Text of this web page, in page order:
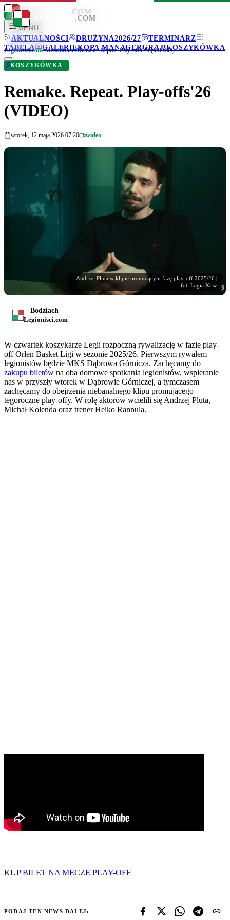
LEGIONISCI .COM
MENU
AKTUALNOŚCI
DRUŻYNA2026/27
TERMINARZ
TABELA
GALERIEKOPA MANAGERGRAJ!KOSZYKÓWKA
LEGIONISCI .COM
Legionisci.com/Aktualności/Remake. Repeat. Play-offs'26 (VIDEO)
KOSZYKÓWKA
Remake. Repeat. Play-offs'26
(VIDEO)
wtorek, 12 maja 2026 07:20 wideo
Andrzej Pluta w klipie promującym fazę play-off 2025/26 |
fot. Legia Kosz
Bodziach
Legionisci.com
W czwartek koszykarze Legii rozpoczną rywalizację w fazie play-
off Orlen Basket Ligi w sezonie 2025/26. Pierwszym rywalem
legionistów będzie MKS Dąbrowa Górnicza. Zachęcamy do
zakupu biletów na oba domowe spotkania legionistów, wspieranie
nas w przyszły wtorek w Dąbrowie Górniczej, a tymczasem
zachęcamy do obejrzenia niebanalnego klipu promującego
tegoroczne play-offy. W rolę aktorów wcielili się Andrzej Pluta,
Michał Kolenda oraz trener Heiko Rannula.
KUP BILET NA MECZE PLAY-OFF
PODAJ TEN NEWS DALEJ: